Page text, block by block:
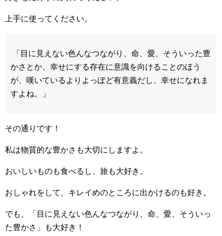
上手に使ってください。
「目に見えない色んなつながり、命、愛、そういった豊
かさとか、幸せにする存在に意識を向けることのほう
が、嘆いているよりよっぽど有意義だし、幸せになれま
すよね。」
その通りです！
私は物質的な豊かさも大切にしますよ。
おいしいものも食べるし、旅も大好き。
おしゃれをして、キレイめのところに出かけるのも好き。
でも、「目に見えない色んなつながり、命、愛、そういっ
た豊かさ」も大好き！